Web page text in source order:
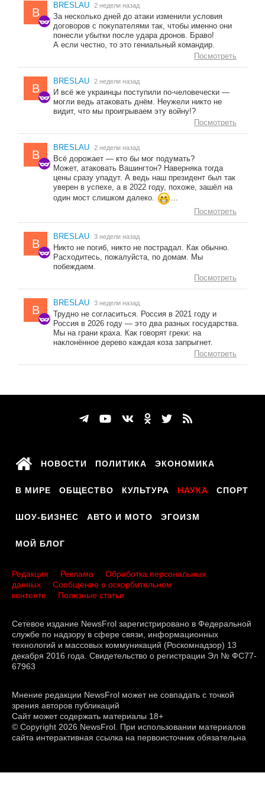
B
BRESLAU 2 недели назад
За несколько дней до атаки изменили условия
договоров с покупателями так, чтобы именно они
понесли убытки после удара дронов. Браво!
А если честно, то это гениальный командир.
Посмотреть
B
BRESLAU 2 недели назад
И всё же украинцы поступили по-человечески —
могли ведь атаковать днём. Неужели никто не
видит, что мы проигрываем эту войну!?
Посмотреть
B
BRESLAU 2 недели назад
Всё дорожает — кто бы мог подумать?
Может, атаковать Вашингтон? Наверняка тогда
цены сразу упадут. А ведь наш президент был так
уверен в успехе, а в 2022 году, похоже, зашёл на
один мост слишком далеко.
...
Посмотреть
B
BRESLAU 3 недели назад
Никто не погиб, никто не пострадал. Как обычно.
Расходитесь, пожалуйста, по домам. Мы
побеждаем.
Посмотреть
B
BRESLAU 3 недели назад
Трудно не согласиться. Россия в 2021 году и
Россия в 2026 году — это два разных государства.
Мы на грани краха. Как говорят греки: на
наклонённое дерево каждая коза запрыгнет.
Посмотреть
НОВОСТИ ПОЛИТИКА ЭКОНОМИКА
В МИРЕ ОБЩЕСТВО КУЛЬТУРА НАУКА СПОРТ
ШОУ-БИЗНЕС АВТО И МОТО ЭГОИЗМ
МОЙ БЛОГ
Редакция Реклама
Обработка персональных
данных
Сообщение о оскорбительном
контенте
Полезные статьи
Сетевое издание NewsFrol зарегистрировано в Федеральной
службе по надзору в сфере связи, информационных
технологий и массовых коммуникаций (Роскомнадзор) 13
декабря 2016 года. Свидетельство о регистрации Эл № ФС77-
67963
Мнение редакции NewsFrol может не совпадать с точкой
зрения авторов публикаций
Сайт может содержать материалы 18+
© Copyright 2026 NewsFrol. При использовании материалов
сайта интерактивная ссылка на первоисточник обязательна